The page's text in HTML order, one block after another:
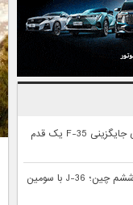
جنگنده بومی KAAN ترکیه برای جایگزینی F-35 یک قدم
پیشرفت سریع جنگنده نسل ششم چین؛ J-36 با سومین